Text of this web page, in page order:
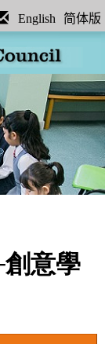
English 简体版
意學